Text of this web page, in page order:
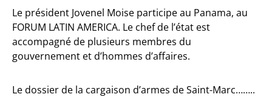
Le président Jovenel Moise participe au Panama, au
FORUM LATIN AMERICA. Le chef de l’état est
accompagné de plusieurs membres du
gouvernement et d’hommes d’affaires.
Le dossier de la cargaison d’armes de Saint-Marc……..